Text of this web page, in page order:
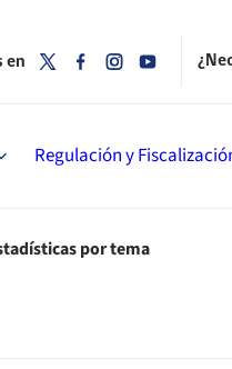
Regulación y
en
por tema